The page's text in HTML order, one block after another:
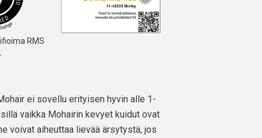
RMS
ei sovellu erityisen hyvin alle 1-
vaikka Mohairin kevyet kuidut ovat
voivat aiheuttaa lievää ärsytystä, jos